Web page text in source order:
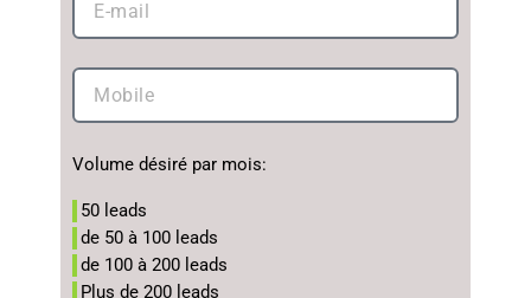
Volume désiré par mois:
50 leads
de 50 à 100 leads
de 100 à 200 leads
Plus de 200 leads